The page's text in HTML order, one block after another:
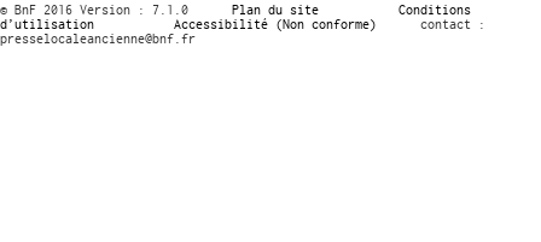
© BnF 2016 Version : 7.1.0 Plan du site
Conditions
d’utilisation
Accessibilité (Non conforme)
contact :
presselocaleancienne@bnf.fr